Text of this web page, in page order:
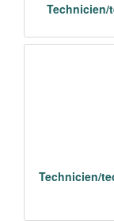
Technicien/
Technicien/